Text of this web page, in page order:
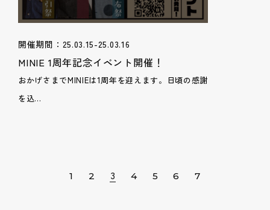
開催期間：25.03.15-25.03.16
MINIE 1周年記念イベント開催！
おかげさまでMINIEは1周年を迎えます。日頃の感謝
を込...
1 2 3 4 5 6 7